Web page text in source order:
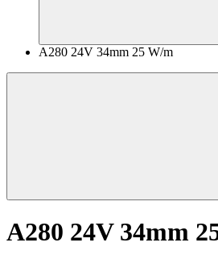
A280 24V 34mm 25 W/m
A280 24V 34mm